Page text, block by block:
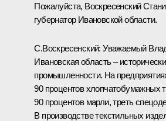
Пожалуйста, Воскресенский
губернатор Ивановской области.
С.Воскресенский:Уважаемый
Ивановская область –
промышленности. На
90 процентов хлопчатобумажных
90 процентов марли, треть
В производстве текстильных